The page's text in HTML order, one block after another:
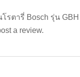
โรตารี่ Bosch รุ่น
a review.